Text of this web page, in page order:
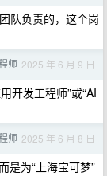
队负责的，这个岗
师 2025 年 6 月 9 日
开发工程师”或“AI
师 2025 年 6 月 8 日
是为“上海宝可梦”